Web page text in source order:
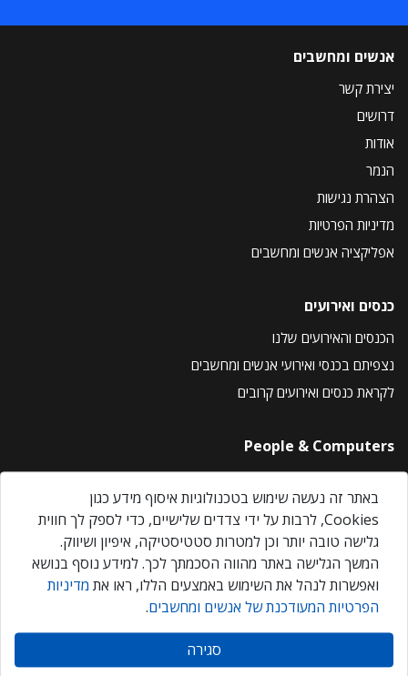
אנשים ומחשבים
יצירת קשר
דרושים
אודות
הנמר
הצהרת נגישות
מדיניות הפרטיות
אפליקציה אנשים ומחשבים
כנסים ואירועים
הכנסים והאירועים שלנו
נצפיתם בכנסי ואירועי אנשים ומחשבים
לקראת כנסים ואירועים קרובים
People & Computers
About Us
Privacy Policy
Contact Us
Our Events
אנשים ומחשבים © 2026 – כל הזכויות שמורות
באתר זה נעשה שימוש בטכנולוגיות איסוף מידע כגון
Cookies, לרבות על ידי צדדים שלישיים, כדי לספק לך חווית
גלישה טובה יותר וכן למטרות סטטיסטיקה, איפיון ושיווק.
המשך הגלישה באתר מהווה הסכמתך לכך. למידע נוסף בנושא
ואפשרות לנהל את השימוש באמצעים הללו, ראו את מדיניות
הפרטיות המעודכנת של אנשים ומחשבים.
סגירה